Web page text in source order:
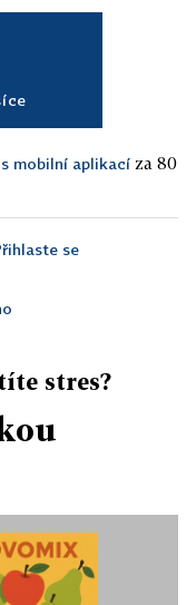
mobilní aplikací za 80
se
stres?